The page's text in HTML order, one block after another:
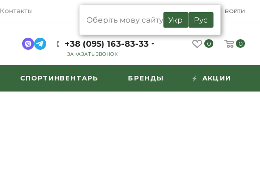
Контакты RU
Оберіть мову сайту Укр Рус
ВОЙТИ
+38 (095) 163-83-33
ЗАКАЗАТЬ ЗВОНОК
0 0
СПОРТИНВЕНТАРЬ БРЕНДЫ АКЦИИ